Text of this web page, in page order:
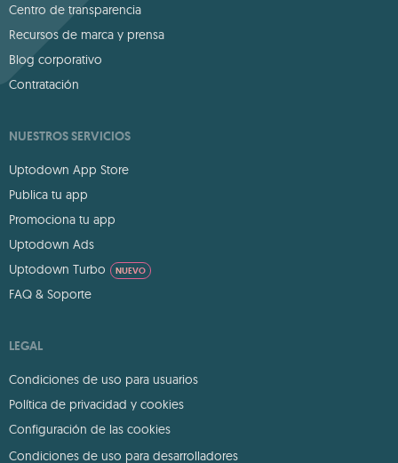
Centro de transparencia
Recursos de marca y prensa
Blog corporativo
Contratación
NUESTROS SERVICIOS
Uptodown App Store
Publica tu app
Promociona tu app
Uptodown Ads
Uptodown Turbo
NUEVO
FAQ & Soporte
LEGAL
Condiciones de uso para usuarios
Política de privacidad y cookies
Configuración de las cookies
Condiciones de uso para desarrolladores